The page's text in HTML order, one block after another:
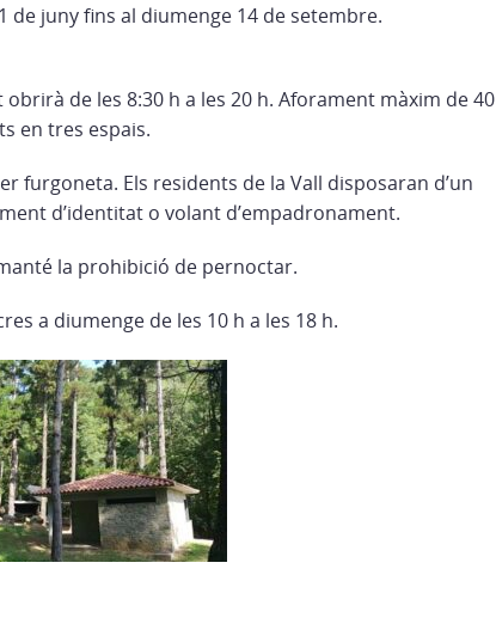
de juny fins al diumenge 14 de setembre.
de les 8:30 h a les 20 h. Aforament màxim de 40
en tres espais.
furgoneta. Els residents de la Vall disposaran d’un
d’identitat o volant d’empadronament.
la prohibició de pernoctar.
a diumenge de les 10 h a les 18 h.